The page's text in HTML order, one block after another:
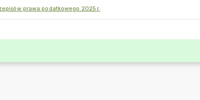
prawa podatkowego 2025 r.